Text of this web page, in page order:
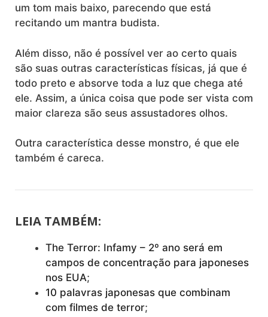
um tom mais baixo, parecendo que está
recitando um mantra budista.
Além disso, não é possível ver ao certo quais
são suas outras características físicas, já que é
todo preto e absorve toda a luz que chega até
ele. Assim, a única coisa que pode ser vista com
maior clareza são seus assustadores olhos.
Outra característica desse monstro, é que ele
também é careca.
LEIA TAMBÉM:
The Terror: Infamy – 2º ano será em
campos de concentração para japoneses
nos EUA;
10 palavras japonesas que combinam
com filmes de terror;